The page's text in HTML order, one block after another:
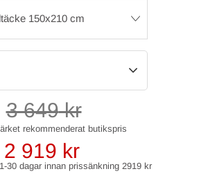
150x210 cm
3 649kr
2 919 kr
30 dagar innan prissänkning 2919 kr